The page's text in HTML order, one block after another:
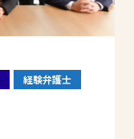
経験弁護士